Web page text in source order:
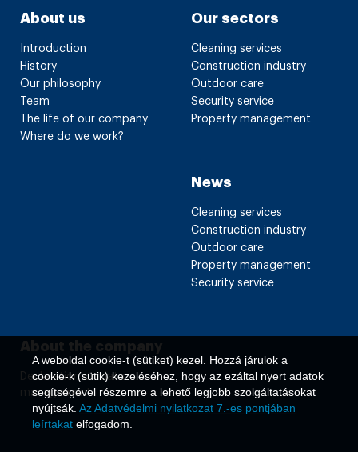
About us
Introduction
History
Our philosophy
Team
The life of our company
Where do we work?
Our sectors
Cleaning services
Construction industry
Outdoor care
Security service
Property management
News
Cleaning services
Construction industry
Outdoor care
Property management
Security service
About the company
Declaration on data
management
A weboldal cookie-t (sütiket) kezel. Hozzá járulok a
cookie-k (sütik) kezeléséhez, hogy az ezáltal nyert adatok
segítségével részemre a lehető legjobb szolgáltatásokat
nyújtsák. Az Adatvédelmi nyilatkozat 7.-es pontjában
leírtakat elfogadom.